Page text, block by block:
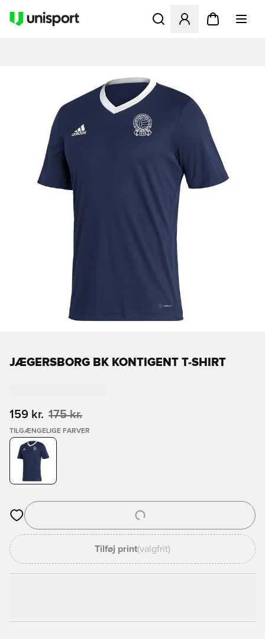
Åbner en Modal til at
JÆGERSBORG BK KONTIGENT T-SHIRT
159 kr. 175 kr.
TILGÆNGELIGE FARVER
Åbner en Modal til at logge ind eller tilmelde dig som medlem
Tilføj print(valgfrit)